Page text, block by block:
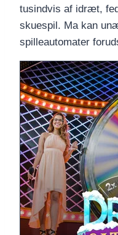
tusindvis af idræt,
skuespil. Ma kan
spilleautomater